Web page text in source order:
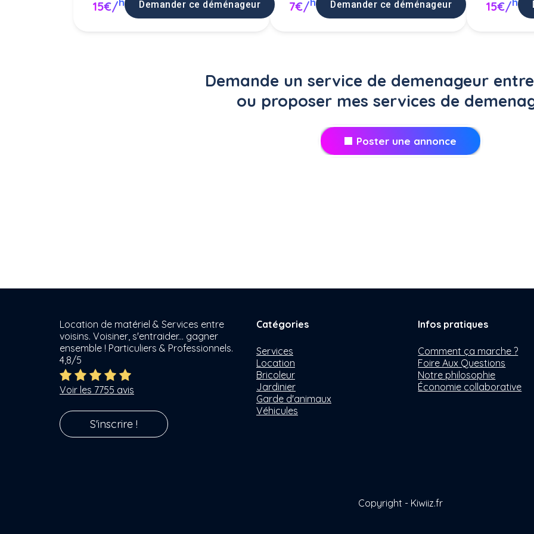
15€/ Demander ce déménageur 7€/ Demander ce déménageur 15€/
Demande un service de demenageur
ou proposer mes services de
Poster une annonce
Location de matériel & Services entre
voisins. Voisiner, s'entraider... gagner
ensemble ! Particuliers & Professionnels.
4,8/5
Voir les 7755 avis
S'inscrire !
Catégories
Services
Location
Bricoleur
Jardinier
Garde d'animaux
Véhicules
Infos pratiques
Comment ça marche ?
Foire Aux Questions
Notre philosophie
Économie collaborative
Copyright - Kiwiiz.fr